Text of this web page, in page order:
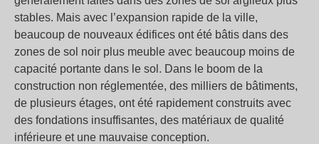
stables. Mais avec l’expansion rapide de la ville,
beaucoup de nouveaux édifices ont été bâtis dans des
zones de sol noir plus meuble avec beaucoup moins de
capacité portante dans le sol. Dans le boom de la
construction non réglementée, des milliers de bâtiments,
de plusieurs étages, ont été rapidement construits avec
des fondations insuffisantes, des matériaux de qualité
inférieure et une mauvaise conception.